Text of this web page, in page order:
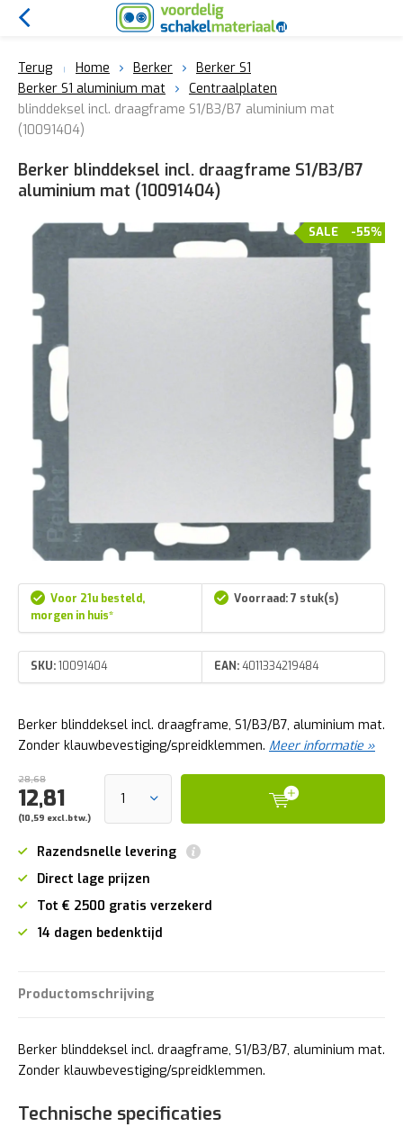
Terug Home Berker
Berker S1
Berker S1 aluminium mat
Centraalplaten
blinddeksel incl. draagframe S1/B3/B7 aluminium mat
(10091404)
Berker blinddeksel incl. draagframe S1/B3/B7
aluminium mat (10091404)
-55%
SALE
Voor 21u besteld,
morgen in huis*
Voorraad: 7 stuk(s)
SKU:10091404 EAN:4011334219484
Berker blinddeksel incl. draagframe, S1/B3/B7, aluminium mat.
Zonder klauwbevestiging/spreidklemmen. Meer informatie »
28,68
12,81
(10,59 excl.btw.)
Razendsnelle levering
Direct lage prijzen
Tot € 2500 gratis verzekerd
14 dagen bedenktijd
Productomschrijving
Berker blinddeksel incl. draagframe, S1/B3/B7, aluminium mat.
Zonder klauwbevestiging/spreidklemmen.
Technische specificaties